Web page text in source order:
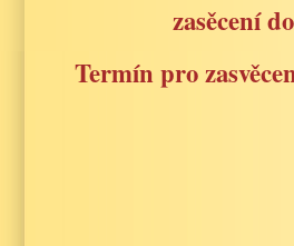
zasěcení
Termín pro